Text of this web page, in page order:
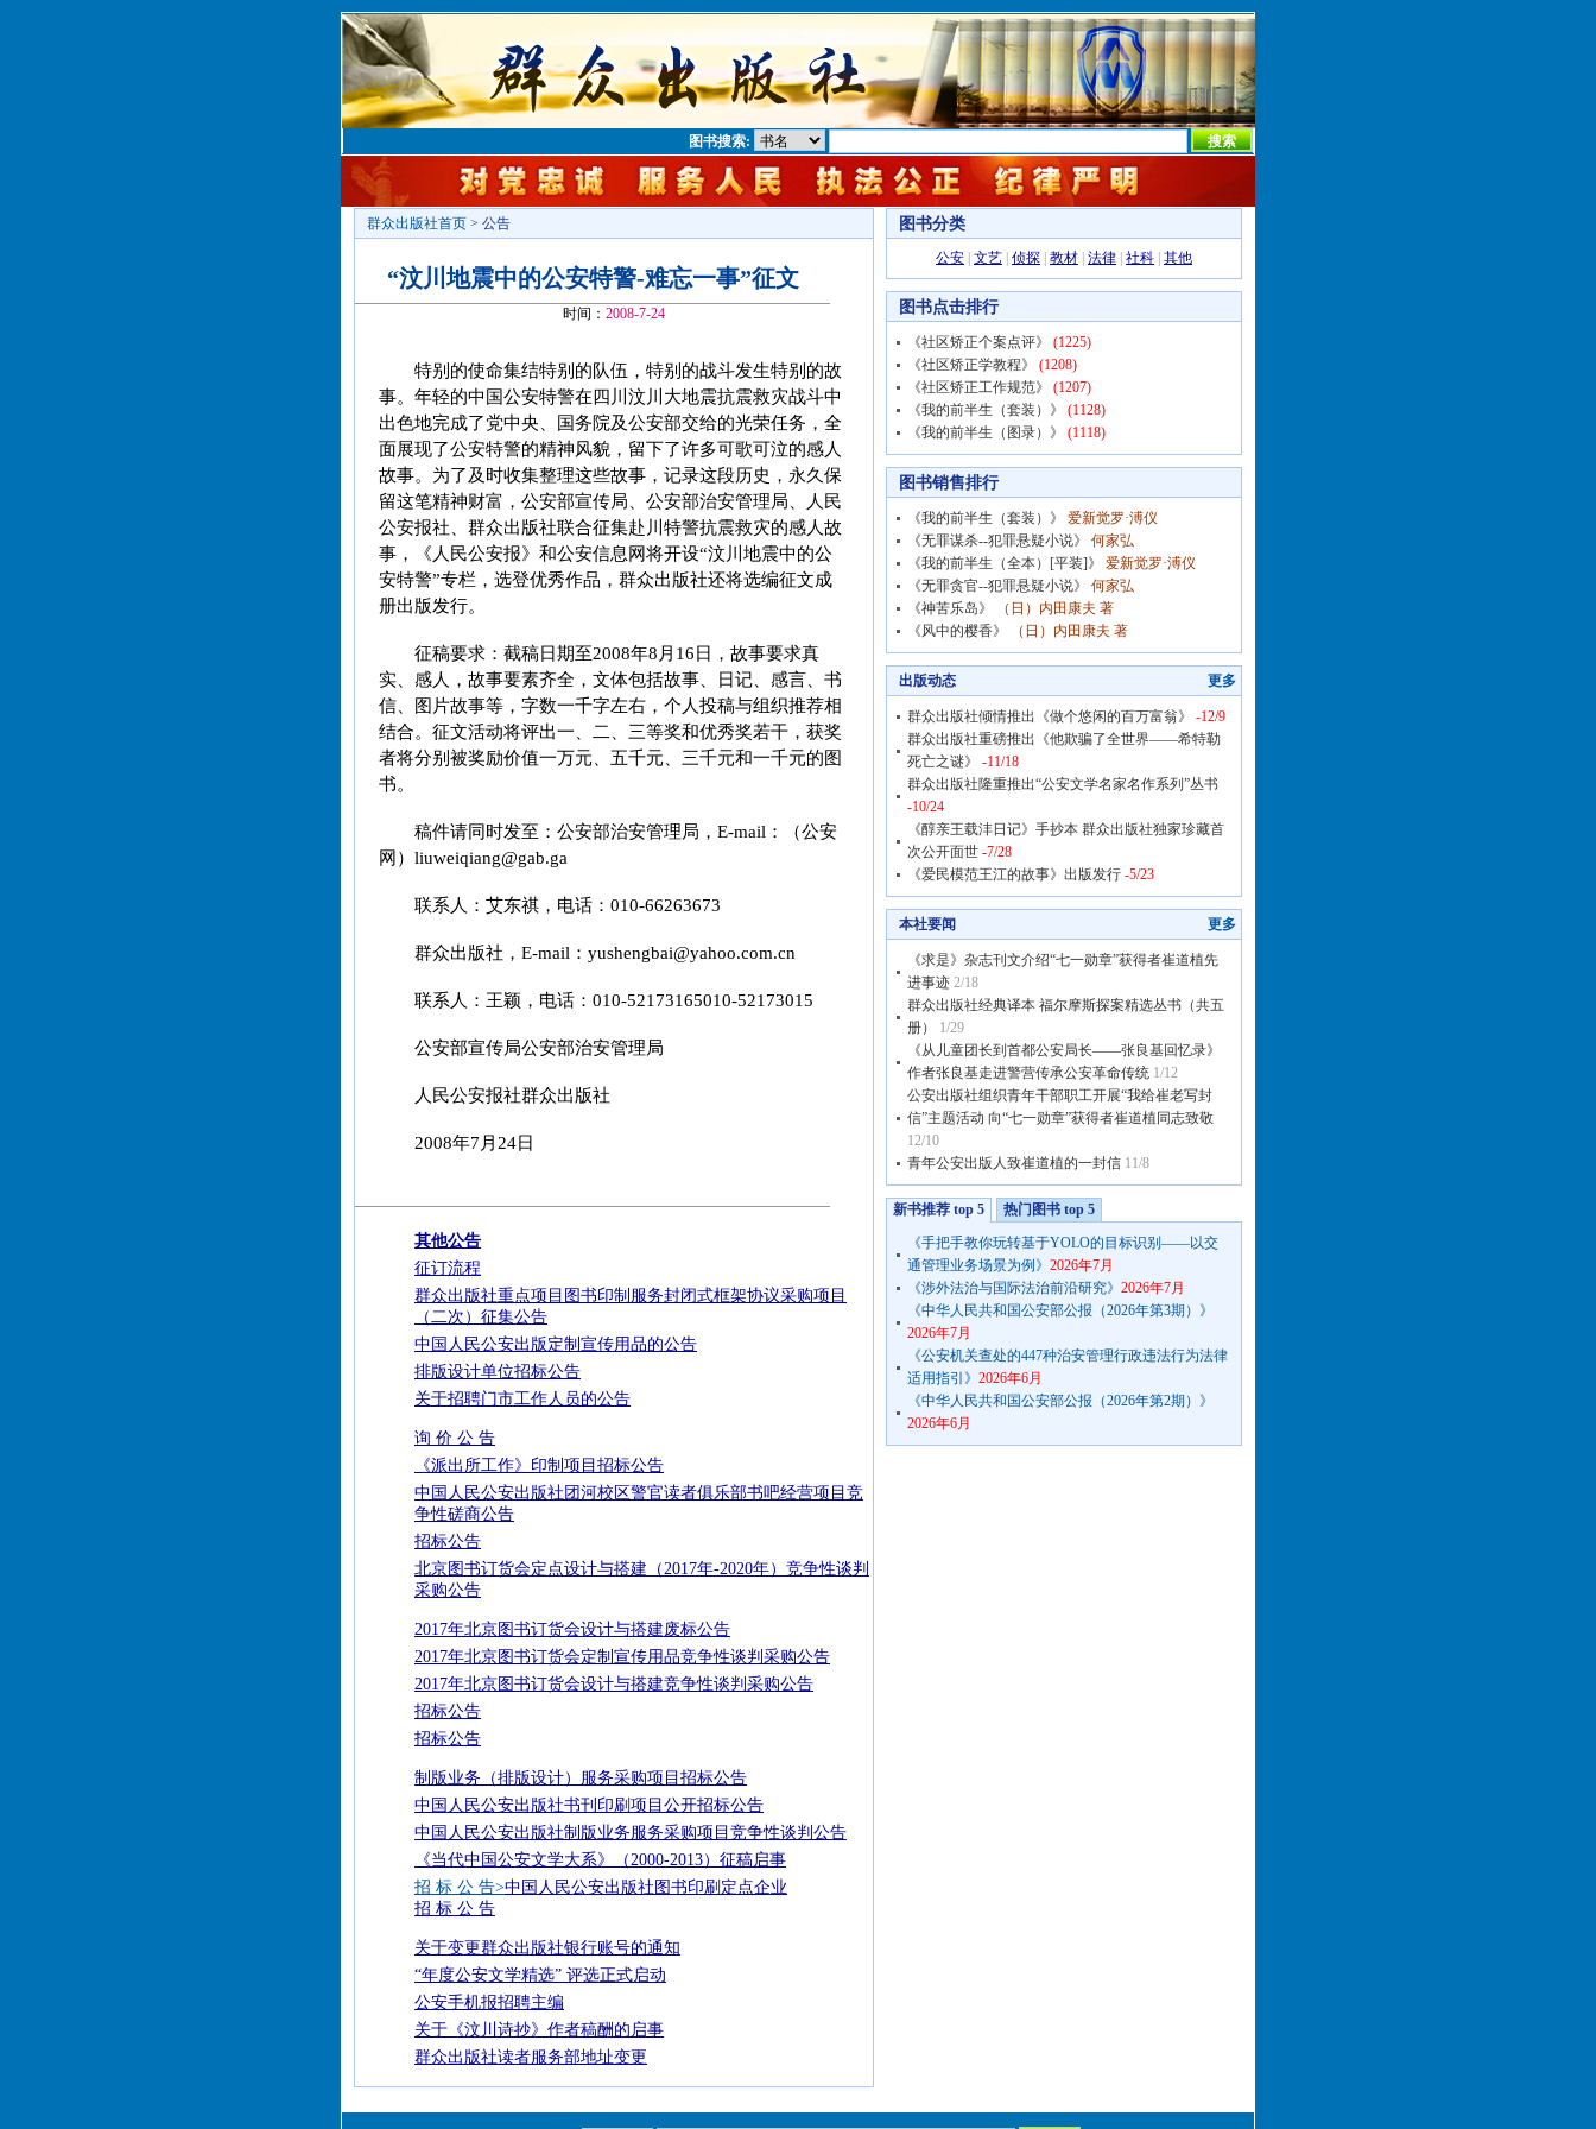
图书搜索:
群众出版社首页 > 公告
“汶川地震中的公安特警-难忘一事”征文
时间： 2008-7-24
特别的使命集结特别的队伍，特别的战斗发生特别的故
事。年轻的中国公安特警在四川汶川大地震抗震救灾战斗中
出色地完成了党中央、国务院及公安部交给的光荣任务，全
面展现了公安特警的精神风貌，留下了许多可歌可泣的感人
故事。为了及时收集整理这些故事，记录这段历史，永久保
留这笔精神财富，公安部宣传局、公安部治安管理局、人民
公安报社、群众出版社联合征集赴川特警抗震救灾的感人故
事，《人民公安报》和公安信息网将开设“汶川地震中的公
安特警”专栏，选登优秀作品，群众出版社还将选编征文成
册出版发行。
征稿要求：截稿日期至2008年8月16日，故事要求真
实、感人，故事要素齐全，文体包括故事、日记、感言、书
信、图片故事等，字数一千字左右，个人投稿与组织推荐相
结合。征文活动将评出一、二、三等奖和优秀奖若干，获奖
者将分别被奖励价值一万元、五千元、三千元和一千元的图
书。
稿件请同时发至：公安部治安管理局，E-mail：（公安
网）liuweiqiang@gab.ga
联系人：艾东祺，电话：010-66263673
群众出版社，E-mail：yushengbai@yahoo.com.cn
联系人：王颖，电话：010-52173165010-52173015
公安部宣传局公安部治安管理局
人民公安报社群众出版社
2008年7月24日
其他公告
征订流程
群众出版社重点项目图书印制服务封闭式框架协议采购项目
（二次）征集公告
中国人民公安出版定制宣传用品的公告
排版设计单位招标公告
关于招聘门市工作人员的公告
询 价 公 告
《派出所工作》印制项目招标公告
中国人民公安出版社团河校区警官读者俱乐部书吧经营项目竞
争性磋商公告
招标公告
北京图书订货会定点设计与搭建（2017年-2020年）竞争性谈判
采购公告
2017年北京图书订货会设计与搭建废标公告
2017年北京图书订货会定制宣传用品竞争性谈判采购公告
2017年北京图书订货会设计与搭建竞争性谈判采购公告
招标公告
招标公告
制版业务（排版设计）服务采购项目招标公告
中国人民公安出版社书刊印刷项目公开招标公告
中国人民公安出版社制版业务服务采购项目竞争性谈判公告
《当代中国公安文学大系》（2000-2013）征稿启事
招 标 公 告>中国人民公安出版社图书印刷定点企业
招 标 公 告
关于变更群众出版社银行账号的通知
“年度公安文学精选” 评选正式启动
公安手机报招聘主编
关于《汶川诗抄》作者稿酬的启事
群众出版社读者服务部地址变更
图书分类
公安 文艺 侦探 教材 法律 社科 其他
图书点击排行
《社区矫正个案点评》
(1225)
《社区矫正学教程》
(1208)
《社区矫正工作规范》
(1207)
《我的前半生（套装）》
(1128)
《我的前半生（图录）》
(1118)
图书销售排行
《我的前半生（套装）》
爱新觉罗·溥仪
《无罪谋杀--犯罪悬疑小说》
何家弘
《我的前半生（全本）[平装]》
爱新觉罗·溥仪
《无罪贪官--犯罪悬疑小说》
何家弘
《神苦乐岛》
（日）内田康夫 著
《风中的樱香》
（日）内田康夫 著
出版动态 更多
群众出版社倾情推出《做个悠闲的百万富翁》
-12/9
群众出版社重磅推出《他欺骗了全世界——希特勒
死亡之谜》
-11/18
群众出版社隆重推出“公安文学名家名作系列”丛书
-10/24
《醇亲王载沣日记》手抄本 群众出版社独家珍藏首
次公开面世 -7/28
《爱民模范王江的故事》出版发行 -5/23
本社要闻 更多
《求是》杂志刊文介绍“七一勋章”获得者崔道植先
进事迹 2/18
群众出版社经典译本 福尔摩斯探案精选丛书（共五
册）
1/29
《从儿童团长到首都公安局长——张良基回忆录》
作者张良基走进警营传承公安革命传统 1/12
公安出版社组织青年干部职工开展“我给崔老写封
信”主题活动 向“七一勋章”获得者崔道植同志致敬
12/10
青年公安出版人致崔道植的一封信 11/8
新书推荐 top 5
热门图书 top 5
《手把手教你玩转基于YOLO的目标识别——以交
通管理业务场景为例》 2026年7月
《涉外法治与国际法治前沿研究》 2026年7月
《中华人民共和国公安部公报（2026年第3期）》
2026年7月
《公安机关查处的447种治安管理行政违法行为法律
适用指引》 2026年6月
《中华人民共和国公安部公报（2026年第2期）》
2026年6月